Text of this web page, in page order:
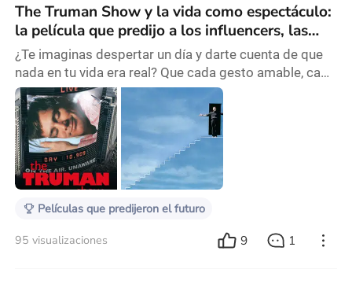
The Truman Show y la vida como espectáculo:
la película que predijo a los influencers, las
redes y Black Mirror
¿Te imaginas despertar un día y darte cuenta de que
nada en tu vida era real? Que cada gesto amable, cada
charla y cada interacción eran solo parte de un guion
diseñado para entretener a otros. En 1998, The
Truman Show nos planteó esa inquietante pregunta.
Truman Burbank llevaba una vida perfecta en un
pueblo ideal, hasta que comenzó a notar que algo no
encajaba. Lo que parecía una historia de fic
Películas que predijeron el futuro
95 visualizaciones 9 1